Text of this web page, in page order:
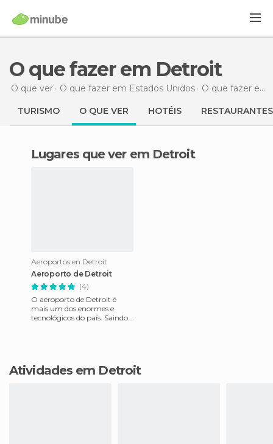
O que fazer em Detroit
O que ver O que fazer em Estados Unidos O que fazer em Ilinóis
TURISMO O QUE VER HOTÉIS RESTAURANTES
Lugares que ver em Detroit
Aeroportos en Detroit
Aeroporto de Detroit
(4)
O aeroporto de Detroit é
mais um dos enormes e
tecnológicos do país. Saindo
Atividades em Detroit